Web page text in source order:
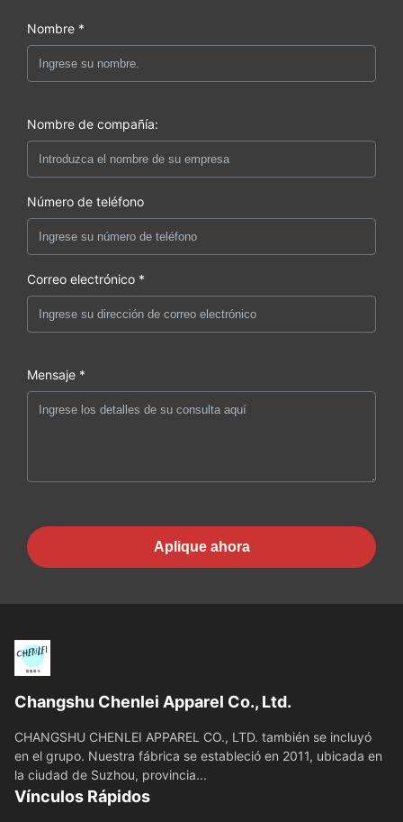
Nombre *
Nombre de compañía:
Número de teléfono
Correo electrónico *
Mensaje *
Aplique ahora
Changshu Chenlei Apparel Co., Ltd.
CHANGSHU CHENLEI APPAREL CO., LTD. también se incluyó
en el grupo. Nuestra fábrica se estableció en 2011, ubicada en
la ciudad de Suzhou, provincia...
Vínculos Rápidos